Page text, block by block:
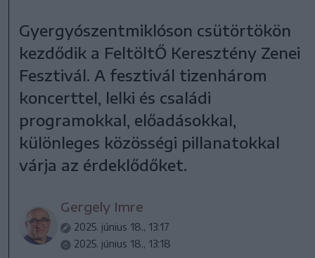
Gyergyószentmiklóson csütörtökön
kezdődik a FeltöltŐ Keresztény Zenei
Fesztivál. A fesztivál tizenhárom
koncerttel, lelki és családi
programokkal, előadásokkal,
különleges közösségi pillanatokkal
várja az érdeklődőket.
Gergely Imre
2025. június 18., 13:17
2025. június 18., 13:18